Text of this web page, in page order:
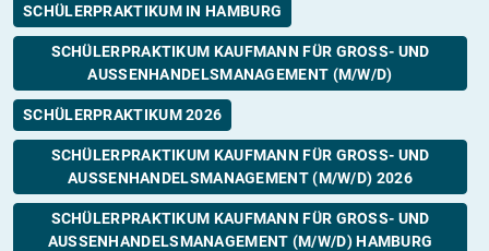
SCHÜLERPRAKTIKUM IN HAMBURG
SCHÜLERPRAKTIKUM KAUFMANN FÜR GROSS- UND A
USSENHANDELSMANAGEMENT (M/W/D)
SCHÜLERPRAKTIKUM 2026
SCHÜLERPRAKTIKUM KAUFMANN FÜR GROSS- UND A
USSENHANDELSMANAGEMENT (M/W/D) 2026
SCHÜLERPRAKTIKUM KAUFMANN FÜR GROSS- UND A
USSENHANDELSMANAGEMENT (M/W/D) HAMBURG